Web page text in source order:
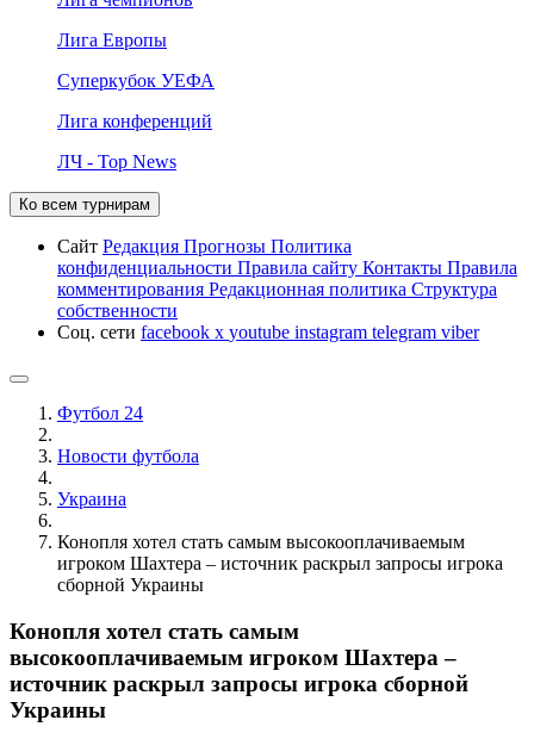
Лига Европы
Суперкубок УЕФА
Лига конференций
ЛЧ - Top News
Ко всем турнирам
Сайт Редакция Прогнозы Политика
конфиденциальности Правила сайту Контакты Правила
комментирования Редакционная политика Структура
собственности
Соц. сети facebook x youtube instagram telegram viber
Футбол 24
Новости футбола
Украина
Конопля хотел стать самым высокооплачиваемым
игроком Шахтера – источник раскрыл запросы игрока
сборной Украины
Конопля хотел стать самым
высокооплачиваемым игроком Шахтера –
источник раскрыл запросы игрока сборной
Украины